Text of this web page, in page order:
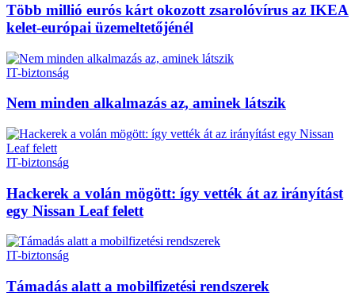
Több millió eurós kárt okozott zsarolóvírus az IKEA
kelet-európai üzemeltetőjénél
IT-biztonság
Nem minden alkalmazás az, aminek látszik
IT-biztonság
Hackerek a volán mögött: így vették át az irányítást
egy Nissan Leaf felett
IT-biztonság
Támadás alatt a mobilfizetési rendszerek